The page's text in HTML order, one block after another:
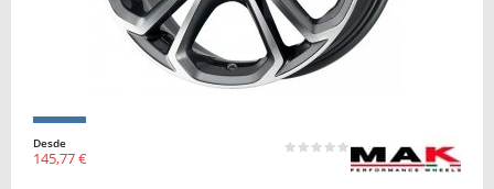
Desde
145,77 €